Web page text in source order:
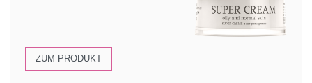
ZUM PRODUKT